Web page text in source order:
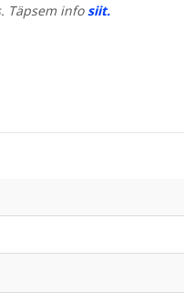
Täpsem info siit.